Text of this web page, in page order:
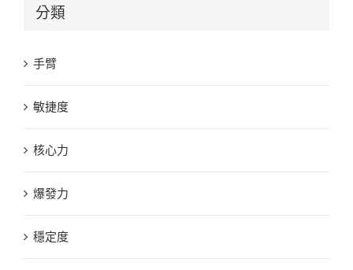
分類
手臂
敏捷度
核心力
爆發力
穩定度